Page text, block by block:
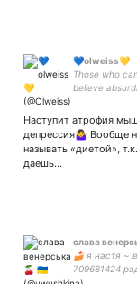
💙olweiss💛
Those who
believe
- Voltaire
Наступит атрофия
депрессия🤷‍♀️ Вообще
называть «диетой»,
даешь…
слава
🍰 я настя ~
709681424